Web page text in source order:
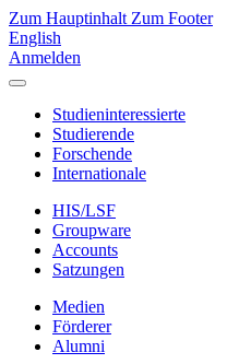
Zum Hauptinhalt Zum Footer
English
Anmelden
Studieninteressierte
Studierende
Forschende
Internationale
HIS/LSF
Groupware
Accounts
Satzungen
Medien
Förderer
Alumni